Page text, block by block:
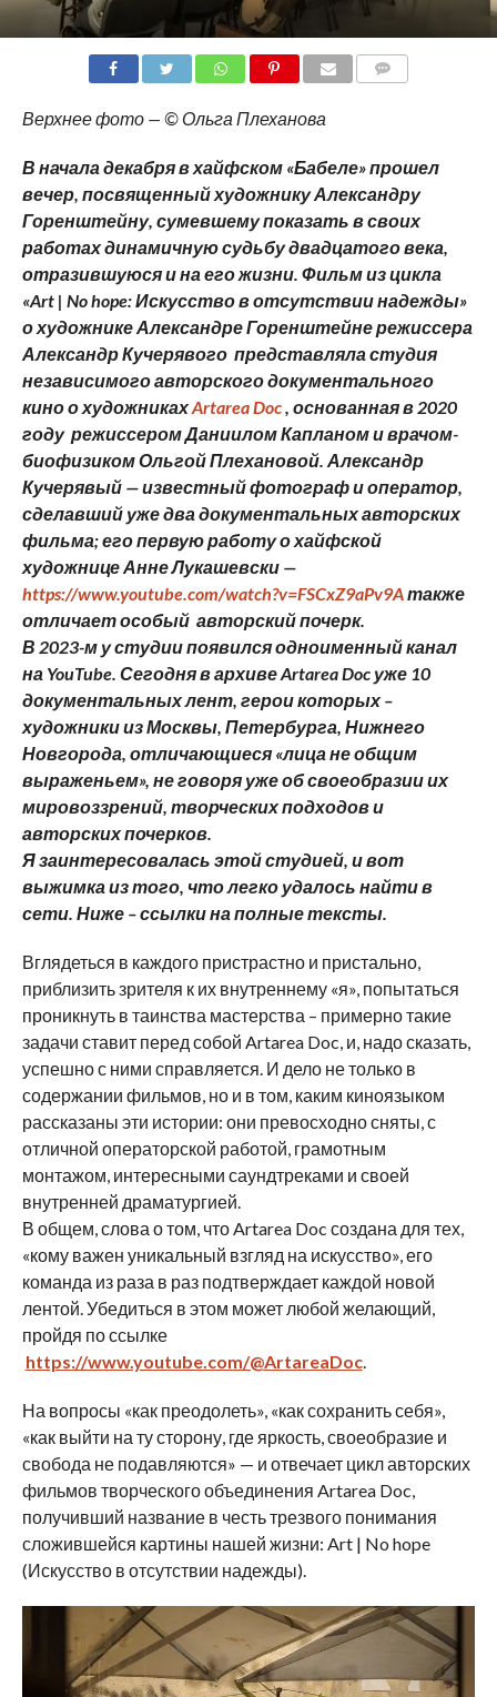
Верхнее фото — © Ольга Плеханова
В начала декабря в хайфском «Бабеле» прошел
вечер, посвященный художнику Александру
Горенштейну, сумевшему показать в своих
работах динамичную судьбу двадцатого века,
отразившуюся и на его жизни. Фильм из цикла
«Art | No hope:Искусство в отсутствии надежды»
о художнике Александре Горенштейнережиссера
Александр Кучерявого представляла студия
независимого авторского документального
кино о художникахArtarea Doc, основанная в 2020
году режиссером Даниилом Капланом и врачом-
биофизиком Ольгой Плехановой. Александр
Кучерявый — известный фотограф и оператор,
сделавший уже два документальных авторских
фильма; его первую работу о хайфской
художнице Анне Лукашевски —
https://www.youtube.com/watch?v=FSCxZ9aPv9Aтакже
отличает особый авторский почерк.
В 2023-м у студии появился одноименный канал
на YouTube. Сегодня в архиве Artarea Doc уже 10
документальных лент, герои которых –
художники из Москвы, Петербурга, Нижнего
Новгорода, отличающиеся «лица не общим
выраженьем», не говоря уже об своеобразии их
мировоззрений, творческих подходов и
авторских почерков.
Я заинтересовалась этой студией, и вот
выжимка из того, что легко удалось найти в
сети. Ниже – ссылки на полные тексты.
Вглядеться в каждого пристрастно и пристально,
приблизить зрителя к их внутреннему «я», попытаться
проникнуть в таинства мастерства – примерно такие
задачи ставит перед собой Artarea Doc, и, надо сказать,
успешно с ними справляется. И дело не только в
содержании фильмов, но и в том, каким киноязыком
рассказаны эти истории: они превосходно сняты, с
отличной операторской работой, грамотным
монтажом, интересными саундтреками и своей
внутренней драматургией.
В общем, слова о том, что Artarea Doc создана для тех,
«кому важен уникальный взгляд на искусство», его
команда из раза в раз подтверждает каждой новой
лентой. Убедиться в этом может любой желающий,
пройдя по ссылке
https://www.youtube.com/@ArtareaDoc.
На вопросы «как преодолеть», «как сохранить себя»,
«как выйти на ту сторону, где яркость, своеобразие и
свобода не подавляются» — и отвечает цикл авторских
фильмов творческого объединения Artarea Doc,
получивший название в честь трезвого понимания
сложившейся картины нашей жизни: Art | No hope
(Искусство в отсутствии надежды).